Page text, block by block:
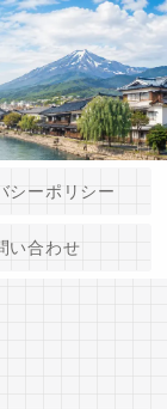
シーポリシー
い合わせ